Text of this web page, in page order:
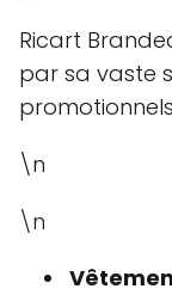
Ricart
par sa vaste
\n
\n